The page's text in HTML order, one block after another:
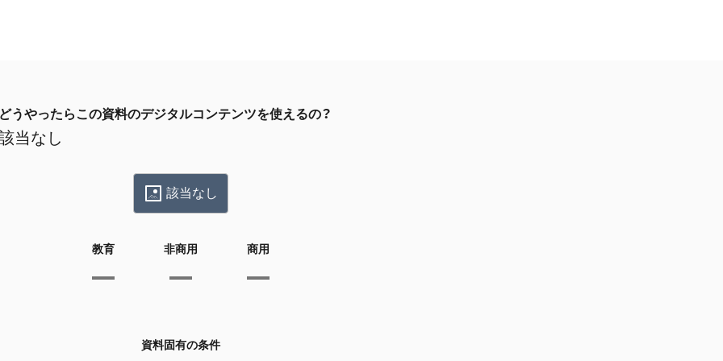
どうやったらこの資料のデジタルコンテンツを使えるの？
当なし
該当なし
教育 非商用 商用
資料固有の条件